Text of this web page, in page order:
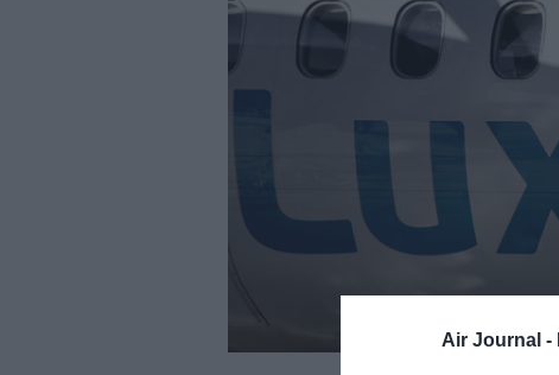
Air Journal -